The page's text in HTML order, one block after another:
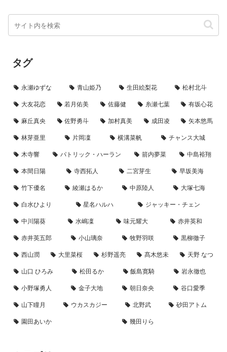
タグ
永瀬ゆずな 青山姫乃 生田絵梨花
松村北斗
大友花恋
若月佑美 佐藤健 糸瀬七葉
有坂心花
麻丘真央
佐野勇斗 加村真美 成田凌
矢本悠馬
林芽亜里
片岡凜 横溝菜帆
チャンス大城
木寺響
パトリック・ハーラン 箭内夢菜
中島裕翔
本間日陽
寺西拓人 二宮芽生
早坂美海
竹下優名
綾瀬はるか 中原陸人
大塚七海
白水ひより
星名ハルハ
ジャッキー・チェン
中川陽葵
水嶋凜 味元耀大
赤井英和
赤井英五郎
小山璃奈 牧野羽咲
黒柳徹子
西山潤
大里菜桜 杉野遥亮 髙木悠未
天野 なつ
山口 ひろみ
松田るか 飯島寛騎
岩永徹也
小野塚勇人
金子大地 朝日奈央
谷口愛季
山下瞳月
ウカスカジー 北野武
砂田アトム
園田あいか
幾田りら